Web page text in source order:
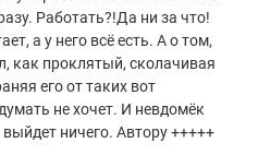
Работать?!Да ни за что!
а у него всё есть. А о том,
как проклятый, сколачивая
его от таких вот
не хочет. И невдомёк
выйдет ничего. Автору +++++